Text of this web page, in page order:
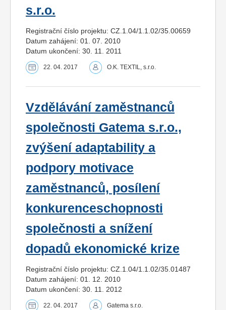
s.r.o.
Registrační číslo projektu: CZ.1.04/1.1.02/35.00659
Datum zahájení: 01. 07. 2010
Datum ukončení: 30. 11. 2011
22. 04. 2017 O.K. TEXTIL, s.r.o.
Vzdělávání zaměstnanců
společnosti Gatema s.r.o.,
zvýšení adaptability a
podpory motivace
zaměstnanců, posílení
konkurenceschopnosti
společnosti a snížení
dopadů ekonomické krize
Registrační číslo projektu: CZ.1.04/1.1.02/35.01487
Datum zahájení: 01. 12. 2010
Datum ukončení: 30. 11. 2012
22. 04. 2017 Gatema s.r.o.